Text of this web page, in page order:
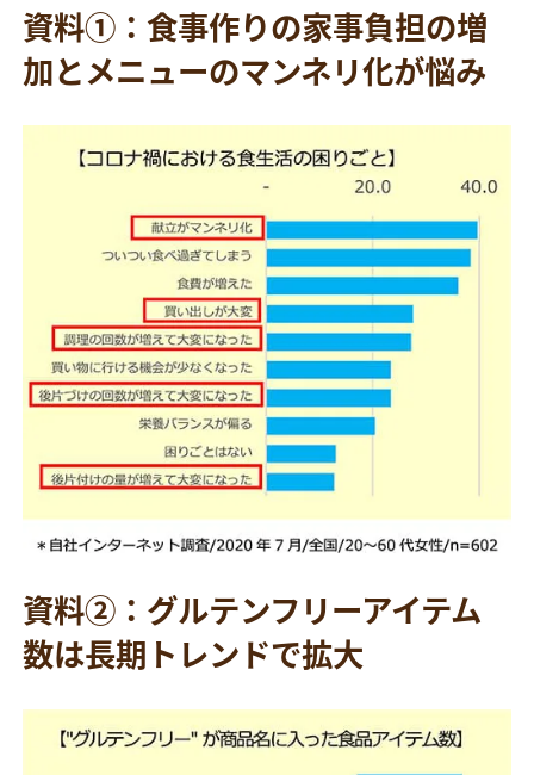
資料①：食事作りの家事負担の増
加とメニューのマンネリ化が悩み
資料②：グルテンフリーアイテム
数は長期トレンドで拡大